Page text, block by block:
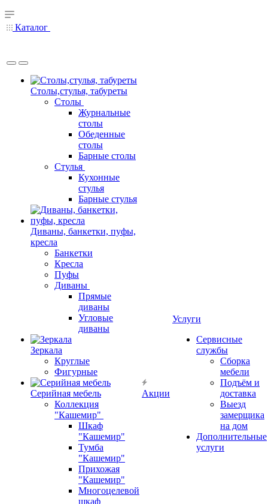
Каталог
Столы,стулья, табуреты
Столы
Журнальные
столы
Обеденные
столы
Барные столы
Стулья
Кухонные
стулья
Барные стулья
Диваны, банкетки, пуфы,
кресла
Банкетки
Кресла
Пуфы
Диваны
Прямые
диваны
Угловые
диваны
Зеркала
Круглые
Фигурные
Серийная мебель
Коллекция
"Кашемир"
Шкаф
"Кашемир"
Тумба
"Кашемир"
Прихожая
"Кашемир"
Многоцелевой
шкаф
Акции
Услуги
Сервисные
службы
Сборка
мебели
Подъём и
доставка
Выезд
замерщика
на дом
Дополнительные
услуги